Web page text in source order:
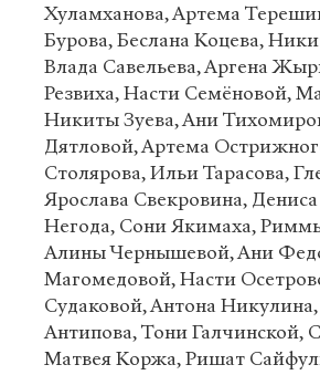
Хуламханова, Артема
Бурова, Беслана Коцева,
Влада Савельева, Аргена
Резвиха, Насти Семёновой,
Никиты Зуева, Ани
Дятловой, Артема
Столярова, Ильи Тарасова,
Ярослава Свекровина,
Негода, Сони Якимаха,
Алины Чернышевой, Ани
Магомедовой, Насти
Судаковой, Антона
Антипова, Тони Галчинской,
Матвея Коржа, Ришат